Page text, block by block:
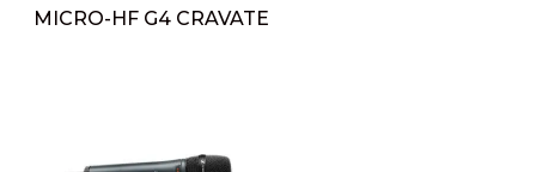
MICRO-HF G4 CRAVATE